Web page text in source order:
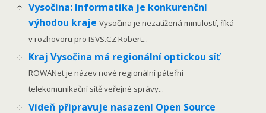
Vysočina: Informatika je konkurenční
výhodou krajeVysočina je nezatížená minulostí, říká
v rozhovoru pro ISVS.CZ Robert...
Kraj Vysočina má regionální optickou síť
ROWANet je název nové regionální páteřní
telekomunikační sítě veřejné správy...
Vídeň připravuje nasazení Open Source